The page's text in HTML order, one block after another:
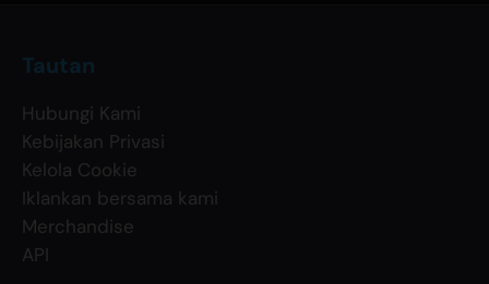
Tautan
Hubungi Kami
Kebijakan Privasi
Kelola Cookie
Iklankan bersama kami
Merchandise
API